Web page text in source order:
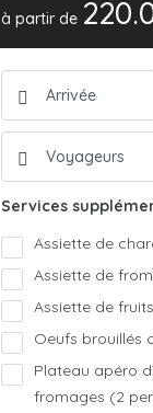
Services
Assiette de
Assiette de
Assiette de fruits
Oeufs brouillés
Plateau apéro
fromages (2